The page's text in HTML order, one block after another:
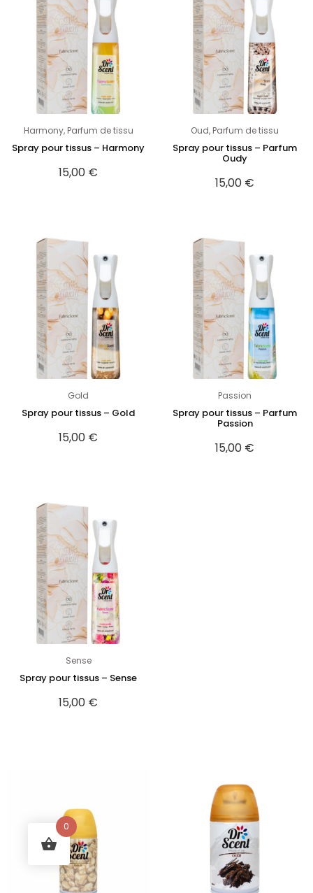
Harmony, Parfum de tissu
Spray pour tissus – Harmony
15,00 €
Oud, Parfum de tissu
Spray pour tissus – Parfum
Oudy
15,00 €
Gold
Spray pour tissus – Gold
15,00 €
Passion
Spray pour tissus – Parfum
Passion
15,00 €
Sense
Spray pour tissus – Sense
15,00 €
0